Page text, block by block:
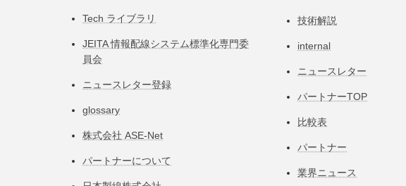
Tech ライブラリ
JEITA 情報配線システム標準化専⾨委
員会
ニュースレター登録
glossary
株式会社 ASE-Net
パートナーについて
技術解説
internal
ニュースレター
パートナーTOP
比較表
パートナー
業界ニュース